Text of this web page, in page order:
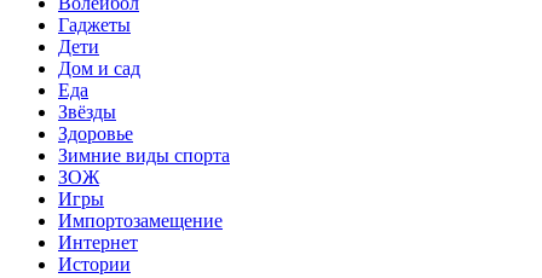
Гаджеты
Дети
Дом и сад
Еда
Звёзды
Здоровье
Зимние виды спорта
ЗОЖ
Игры
Импортозамещение
Интернет
Истории